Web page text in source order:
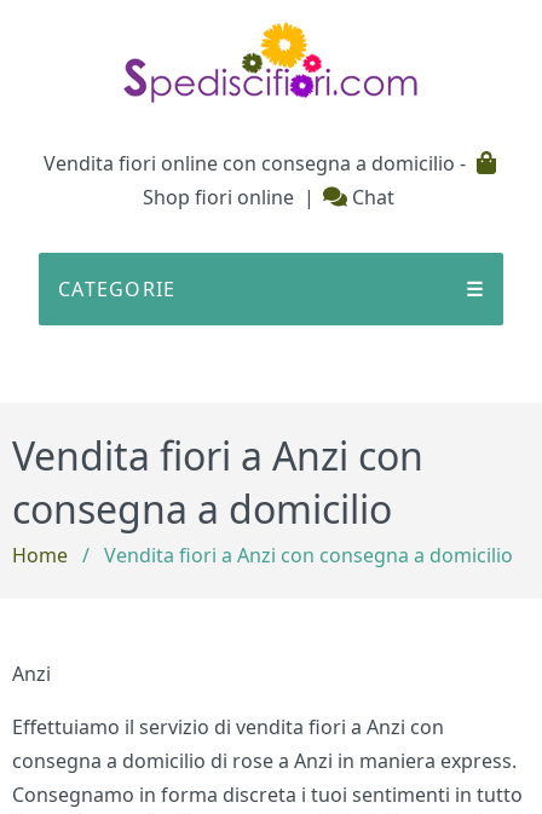
Vendita fiori online con consegna a domicilio -
Shop fiori online | Chat
CATEGORIE ☰
Vendita fiori a Anzi con
consegna a domicilio
Home / Vendita fiori a Anzi con consegna a domicilio
Anzi
Effettuiamo il servizio di vendita fiori a Anzi con
consegna a domicilio di rose a Anzi in maniera express.
Consegnamo in forma discreta i tuoi sentimenti in tutto